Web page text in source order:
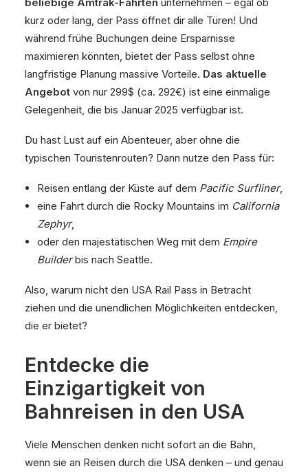
kurz oder lang, der Pass öffnet dir alle Türen! Und
während frühe Buchungen deine Ersparnisse
maximieren könnten, bietet der Pass selbst ohne
langfristige Planung massive Vorteile. Das aktuelle
Angebot von nur 299$ (ca. 292€) ist eine einmalige
Gelegenheit, die bis Januar 2025 verfügbar ist.
Du hast Lust auf ein Abenteuer, aber ohne die
typischen Touristenrouten? Dann nutze den Pass für:
Reisen entlang der Küste auf dem Pacific Surfliner,
eine Fahrt durch die Rocky Mountains im California
Zephyr,
oder den majestätischen Weg mit dem Empire
Builderbis nach Seattle.
Also, warum nicht den USA Rail Pass in Betracht
ziehen und die unendlichen Möglichkeiten entdecken,
die er bietet?
Entdecke die
Einzigartigkeit von
Bahnreisen in den USA
Viele Menschen denken nicht sofort an die Bahn,
wenn sie an Reisen durch die USA denken – und genau